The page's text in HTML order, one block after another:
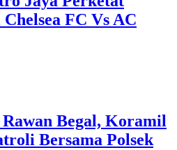
FC Vs AC
Begal, Koramil
Bersama Polsek